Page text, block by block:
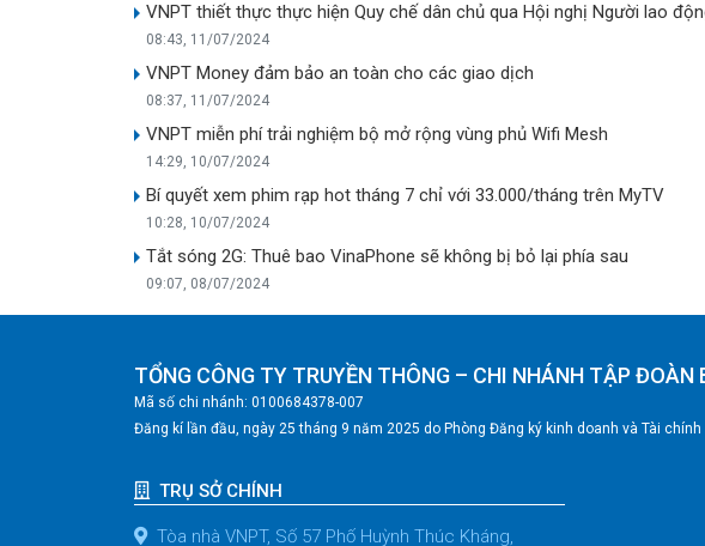
VNPT thiết thực thực hiện Quy chế dân chủ qua Hội nghị Người lao
08:43, 11/07/2024
VNPT Money đảm bảo an toàn cho các giao dịch
08:37, 11/07/2024
VNPT miễn phí trải nghiệm bộ mở rộng vùng phủ Wifi Mesh
14:29, 10/07/2024
Bí quyết xem phim rạp hot tháng 7 chỉ với 33.000/tháng trên MyTV
10:28, 10/07/2024
Tắt sóng 2G: Thuê bao VinaPhone sẽ không bị bỏ lại phía sau
09:07, 08/07/2024
TỔNG CÔNG TY TRUYỀN THÔNG – CHI NHÁNH TẬP
Mã số chi nhánh: 0100684378-007
Đăng kí lần đầu, ngày 25 tháng 9 năm 2025 do Phòng Đăng ký kinh doanh và Tài
TRỤ SỞ CHÍNH
Tòa nhà VNPT, Số 57 Phố Huỳnh Thúc Kháng,